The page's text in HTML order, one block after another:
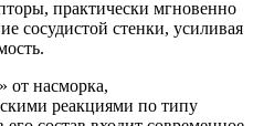
практически мгновенно
сосудистой стенки, усиливая
от насморка,
реакциями по типу